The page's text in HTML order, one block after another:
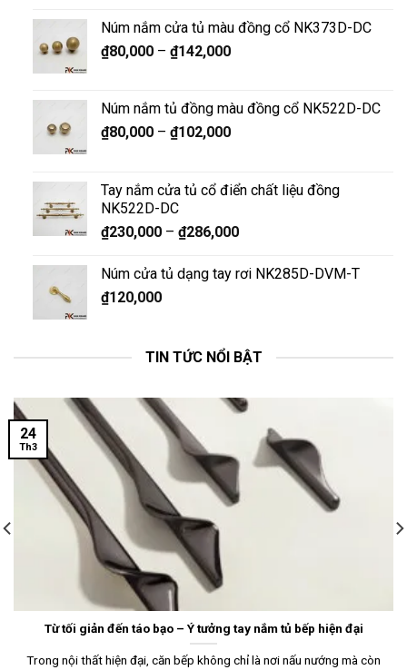
Núm nắm cửa tủ màu đồng cổ NK373D-DC
₫80,000– ₫142,000
Núm nắm tủ đồng màu đồng cổ NK522D-DC
₫80,000– ₫102,000
Tay nắm cửa tủ cổ điển chất liệu đồng
NK522D-DC
₫230,000– ₫286,000
Núm cửa tủ dạng tay rơi NK285D-DVM-T
₫120,000
TIN TỨC NỔI BẬT
Từ tối giản đến táo bạo – Ý tưởng tay nắm tủ bếp hiện đại
Trong nội thất hiện đại, căn bếp không chỉ là nơi nấu nướng mà còn
24
Th3